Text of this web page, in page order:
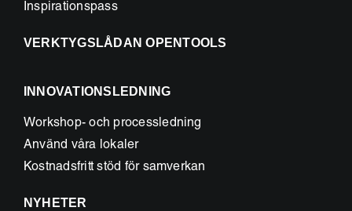
Inspirationspass
VERKTYGSLÅDAN OPENTOOLS
INNOVATIONSLEDNING
Workshop- och processledning
Använd våra lokaler
Kostnadsfritt stöd för samverkan
NYHETER